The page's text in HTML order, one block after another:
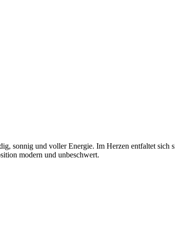
sonnig und voller Energie. Im Herzen entfaltet sich
modern und unbeschwert.